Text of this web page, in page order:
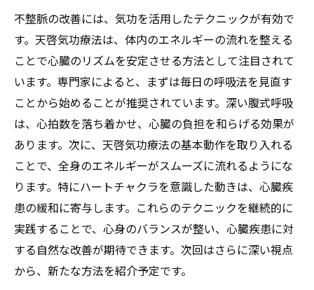
不整脈の改善には、気功を活用したテクニックが有効で
す。天啓気功療法は、体内のエネルギーの流れを整える
ことで心臓のリズムを安定させる方法として注目されて
います。専門家によると、まずは毎日の呼吸法を見直す
ことから始めることが推奨されています。深い腹式呼吸
は、心拍数を落ち着かせ、心臓の負担を和らげる効果が
あります。次に、天啓気功療法の基本動作を取り入れる
ことで、全身のエネルギーがスムーズに流れるようにな
ります。特にハートチャクラを意識した動きは、心臓疾
患の緩和に寄与します。これらのテクニックを継続的に
実践することで、心身のバランスが整い、心臓疾患に対
する自然な改善が期待できます。次回はさらに深い視点
から、新たな方法を紹介予定です。